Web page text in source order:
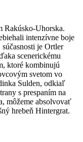
Rakúsko-Uhorska.
intenzívne boje
je Ortler
scenerickému
ktoré kombinujú
svetom vo
Sulden, odkiaľ
s prespaním na
môžeme absolvovať
hrebeň Hintergrat.